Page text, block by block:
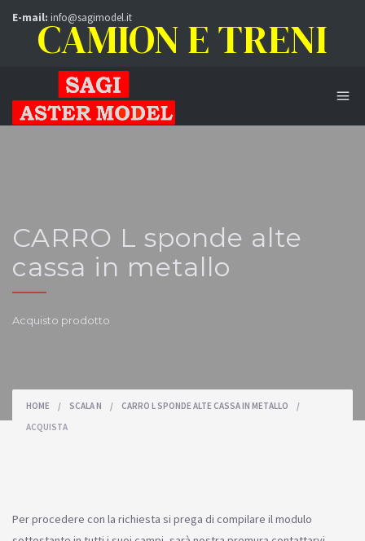
E-mail: info@sagimodel.it
CAMION E TRENI
CARRO L sponde alte
cassa in metallo
Acquisto prodotto
HOME / SCALA N / CARRO L SPONDE ALTE CASSA IN METALLO
/
ACQUISTA
Per procedere con la richiesta si prega di compilare il modulo